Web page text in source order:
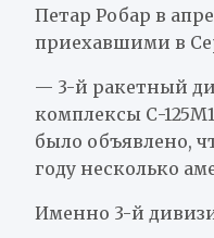
Петар Робар в
приехавшими в
— 3-й ракетный
комплексы С-
было объявлено,
году несколько
Именно 3-й